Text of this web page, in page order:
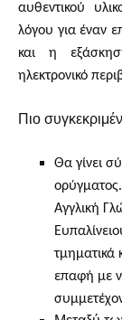
αυθεντικού
λόγου για έναν
και η
ηλεκτρονικό
Πιο
Θα γίνει
Αγγλική
τμηματικά
επαφή με